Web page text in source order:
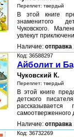
Переплет: твердый
В этой книге
знаменитого
Чуковского.
увлекут
Наличие: отправка
Код: 36588297
Айболит и
Чуковский К.
Переплет: твердый
В этой книге
детского
самоотверженного
Наличие: отправка
Код: 36732269